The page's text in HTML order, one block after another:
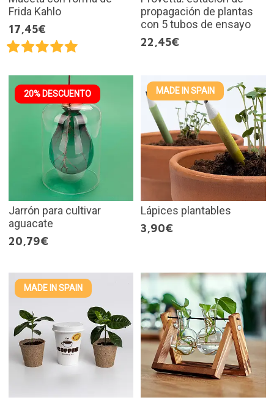
Frida Kahlo
17,45€
propagación de plantas
con 5 tubos de ensayo
22,45€
20% DESCUENTO
Jarrón para cultivar
aguacate
20,79€
MADE IN SPAIN
Lápices plantables
3,90€
MADE IN SPAIN